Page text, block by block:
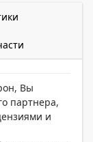
Вы
партнера,
и